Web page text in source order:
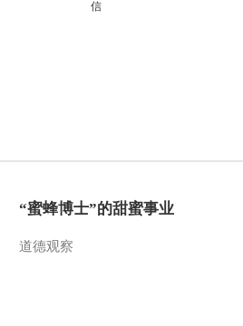
“蜜蜂博士”的甜蜜事业
道德观察